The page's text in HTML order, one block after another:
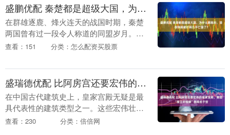
盛鹏优配 秦楚都是超级大国，为什么翻脸后，楚很快就被打得几乎亡国了？
在群雄逐鹿、烽火连天的战国时期，秦楚
两国曾有过一段令人称道的同盟岁月。这
段始于共同抗敌的\"秦楚之好\"，最终却在
个崛起于西....
查看：151 分类：怎么配资买股票
盛瑞德优配 比阿房宫还要宏伟的皇家宫殿，曾因“楚王好细腰”而闻名于世
在中国古代建筑史上，皇家宫殿无疑是最
具代表性的建筑类型之一。这些宏伟壮丽
的建筑群不仅是帝王处理朝政、举行重大
查看：230 分类：倍倍网